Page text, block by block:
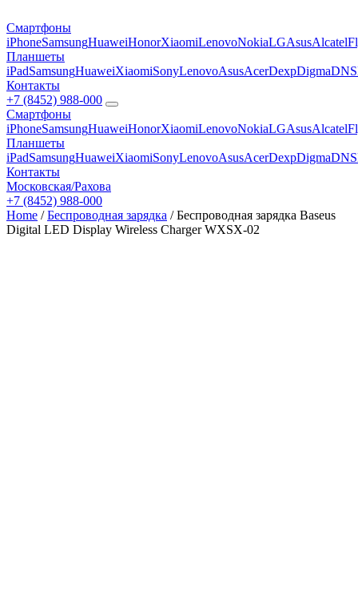
Смартфоны
iPhoneSamsungHuaweiHonorXiaomiLenovoNokiaLGAsusAlcatel
Планшеты
iPadSamsungHuaweiXiaomiSonyLenovoAsusAcerDexpDigmaDNS
Контакты
+7 (8452) 988-000
Смартфоны
iPhoneSamsungHuaweiHonorXiaomiLenovoNokiaLGAsusAlcatel
Планшеты
iPadSamsungHuaweiXiaomiSonyLenovoAsusAcerDexpDigmaDNS
Контакты
Московская/Рахова
+7 (8452) 988-000
Home /Беспроводная зарядка / Беспроводная зарядка Baseus
Digital LED Display Wireless Charger WXSX-02